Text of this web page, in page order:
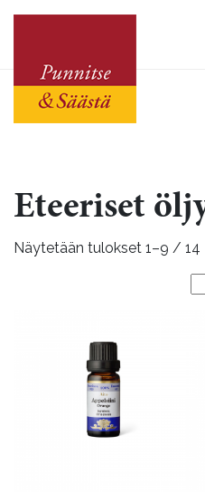
Eteeriset
Näytetään tulokset 1–9 / 14